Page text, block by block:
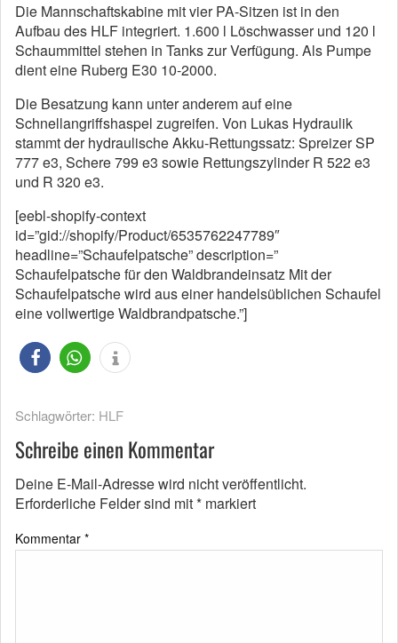
Die Mannschaftskabine mit vier PA-Sitzen ist in den
Aufbau des HLF integriert. 1.600 l Löschwasser und 120 l
Schaummittel stehen in Tanks zur Verfügung. Als Pumpe
dient eine Ruberg E30 10-2000.
Die Besatzung kann unter anderem auf eine
Schnellangriffshaspel zugreifen. Von Lukas Hydraulik
stammt der hydraulische Akku-Rettungssatz: Spreizer SP
777 e3, Schere 799 e3 sowie Rettungszylinder R 522 e3
und R 320 e3.
[eebl-shopify-context
id=”gid://shopify/Product/6535762247789″
headline=”Schaufelpatsche” description=”
Schaufelpatsche für den Waldbrandeinsatz Mit der
Schaufelpatsche wird aus einer handelsüblichen Schaufel
eine vollwertige Waldbrandpatsche.”]
Schlagwörter: HLF
Schreibe einen Kommentar
Deine E-Mail-Adresse wird nicht veröffentlicht.
Erforderliche Felder sind mit* markiert
Kommentar *